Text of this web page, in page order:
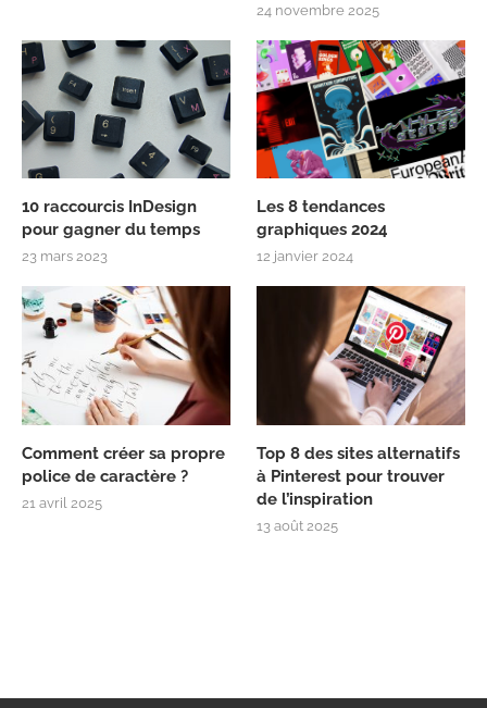
24 novembre 2025
10 raccourcis InDesign
pour gagner du temps
23 mars 2023
Les 8 tendances
graphiques 2024
12 janvier 2024
Comment créer sa propre
police de caractère ?
21 avril 2025
Top 8 des sites alternatifs
à Pinterest pour trouver
de l’inspiration
13 août 2025